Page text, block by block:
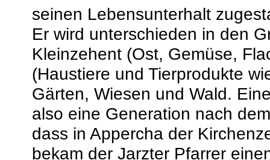
seinen Lebensunterhalt
Er wird unterschieden in den
Kleinzehent (Ost, Gemüse,
(Haustiere und Tierprodukte
Gärten, Wiesen und Wald.
also eine Generation nach
dass in Appercha der
bekam der Jarzter Pfarrer